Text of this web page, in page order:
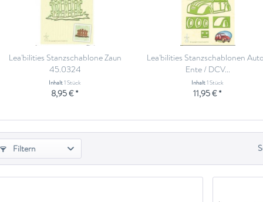
Lea'bilities Stanzschablone Zaun
45.0324
Inhalt1 Stück
8,95 € *
Lea'bilities Stanzschablonen
Ente / DCV...
Inhalt1 Stück
11,95 € *
Filtern